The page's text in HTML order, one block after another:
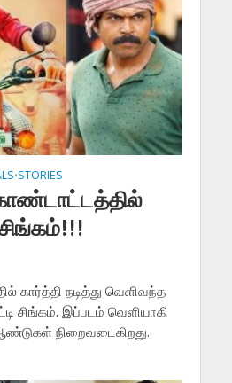
•STORIES
கார்த்தி நடித்து வெளிவந்த
சிங்கம். இப்படம் வெளியாகி
நிறைவடைகிறது.